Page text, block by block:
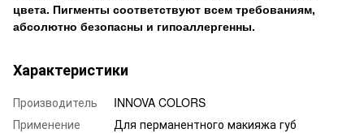
цвета. Пигменты соответствуют всем требованиям,
абсолютно безопасны и гипоаллергенны.
Характеристики
Производитель
INNOVA COLORS
Применение
Для перманентного макияжа губ